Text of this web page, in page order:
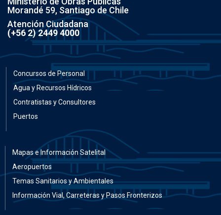
Morandé 59, Santiago de Chile
Atención Ciudadana
(+56 2) 2449 4000
Concursos de Personal
Agua y Recursos Hídricos
Contratistas y Consultores
Puertos
Mapas e Información Satelital
Aeropuertos
Temas Sanitarios y Ambientales
Información Vial, Carreteras y Pasos Fronterizos